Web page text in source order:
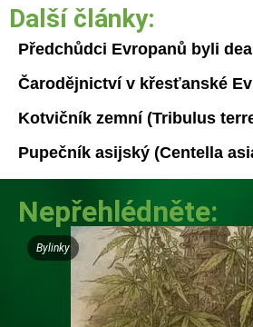
Další články:
Předchůdci Evropanů byli
Čarodějnictví v křesťanské
Kotvičník zemní (Tribulus
Pupečník asijský (Centella
Nepřehlédněte:
Bylinky